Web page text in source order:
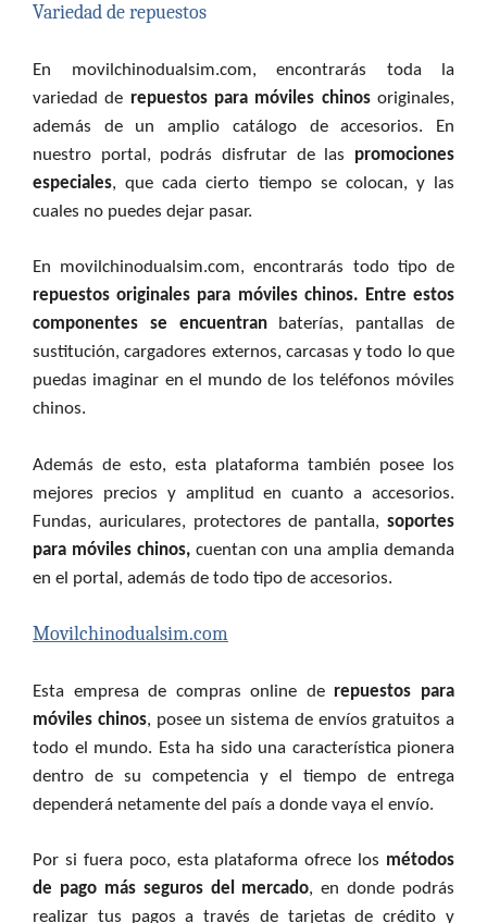
Variedad de repuestos
En movilchinodualsim.com, encontrarás toda la
variedad de repuestos para móviles chinosoriginales,
además de un amplio catálogo de accesorios. En
nuestro portal, podrás disfrutar de las promociones
especiales, que cada cierto tiempo se colocan, y las
cuales no puedes dejar pasar.
En movilchinodualsim.com, encontrarás todo tipo de
repuestos originales para móviles chinos. Entre estos
componentes se encuentranbaterías, pantallas de
sustitución, cargadores externos, carcasas y todo lo que
puedas imaginar en el mundo de los teléfonos móviles
chinos.
Además de esto, esta plataforma también posee los
mejores precios y amplitud en cuanto a accesorios.
Fundas, auriculares, protectores de pantalla, soportes
para móviles chinos,cuentan con una amplia demanda
en el portal, además de todo tipo de accesorios.
Movilchinodualsim.com
Esta empresa de compras online de repuestos para
móviles chinos, posee un sistema de envíos gratuitos a
todo el mundo. Esta ha sido una característica pionera
dentro de su competencia y el tiempo de entrega
dependerá netamente del país a donde vaya el envío.
Por si fuera poco, esta plataforma ofrece los métodos
de pago más seguros del mercado, en donde podrás
realizar tus pagos a través de tarjetas de crédito y